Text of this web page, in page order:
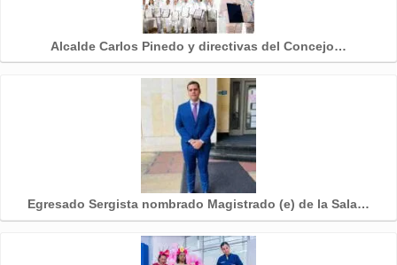
Alcalde Carlos Pinedo y directivas del Concejo…
Egresado Sergista nombrado Magistrado (e) de la Sala…